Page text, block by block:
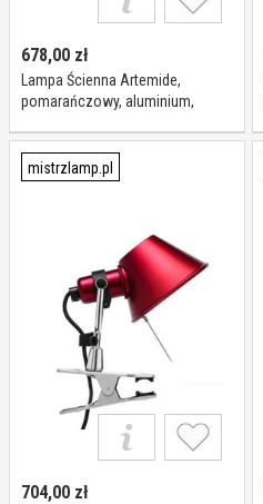
678,00 zł
Lampa Ścienna Artemide,
pomarańczowy, aluminium,
mistrzlamp.pl
704,00 zł